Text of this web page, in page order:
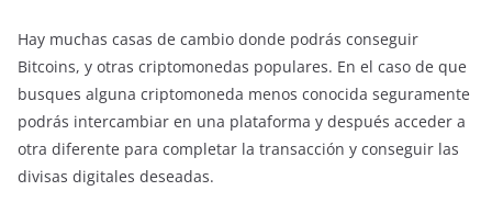
Hay muchas casas de cambio donde podrás conseguir
Bitcoins, y otras criptomonedas populares. En el caso de que
busques alguna criptomoneda menos conocida seguramente
podrás intercambiar en una plataforma y después acceder a
otra diferente para completar la transacción y conseguir las
divisas digitales deseadas.